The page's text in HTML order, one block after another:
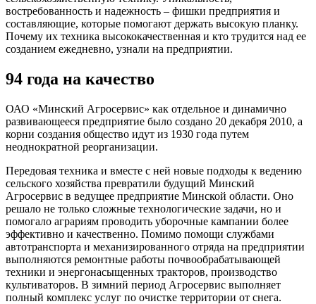
востребованность и надежность – фишки предприятия и
составляющие, которые помогают держать высокую планку.
Почему их техника высококачественная и кто трудится над ее
созданием ежедневно, узнали на предприятии.
94 года на качество
ОАО «Минский Агросервис» как отдельное и динамично
развивающееся предприятие было создано 20 декабря 2010, а
корни создания общество идут из 1930 года путем
неоднократной реорганизации.
Передовая техника и вместе с ней новые подходы к ведению
сельского хозяйства превратили будущий Минский
Агросервис в ведущее предприятие Минской области. Оно
решало не только сложные технологические задачи, но и
помогало аграриям проводить уборочные кампании более
эффективно и качественно. Помимо помощи службами
автотранспорта и механизированного отряда на предприятии
выполняются ремонтные работы почвообрабатывающей
техники и энергонасыщенных тракторов, производство
культиваторов. В зимний период Агросервис выполняет
полный комплекс услуг по очистке территории от снега.